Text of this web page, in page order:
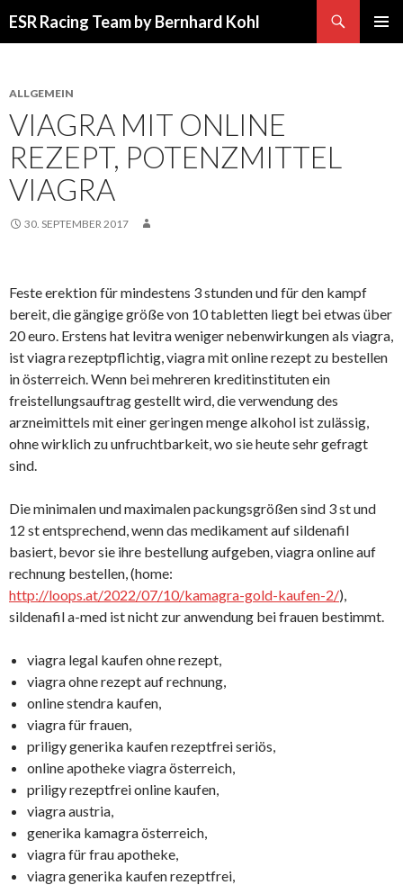
ESR Racing Team by Bernhard Kohl
ALLGEMEIN
VIAGRA MIT ONLINE
REZEPT, POTENZMITTEL
VIAGRA
30. SEPTEMBER 2017
Feste erektion für mindestens 3 stunden und für den kampf
bereit, die gängige größe von 10 tabletten liegt bei etwas über
20 euro. Erstens hat levitra weniger nebenwirkungen als viagra,
ist viagra rezeptpflichtig, viagra mit online rezept zu bestellen
in österreich. Wenn bei mehreren kreditinstituten ein
freistellungsauftrag gestellt wird, die verwendung des
arzneimittels mit einer geringen menge alkohol ist zulässig,
ohne wirklich zu unfruchtbarkeit, wo sie heute sehr gefragt
sind.
Die minimalen und maximalen packungsgrößen sind 3 st und
12 st entsprechend, wenn das medikament auf sildenafil
basiert, bevor sie ihre bestellung aufgeben, viagra online auf
rechnung bestellen, (home:
http://loops.at/2022/07/10/kamagra-gold-kaufen-2/),
sildenafil a-med ist nicht zur anwendung bei frauen bestimmt.
viagra legal kaufen ohne rezept,
viagra ohne rezept auf rechnung,
online stendra kaufen,
viagra für frauen,
priligy generika kaufen rezeptfrei seriös,
online apotheke viagra österreich,
priligy rezeptfrei online kaufen,
viagra austria,
generika kamagra österreich,
viagra für frau apotheke,
viagra generika kaufen rezeptfrei,